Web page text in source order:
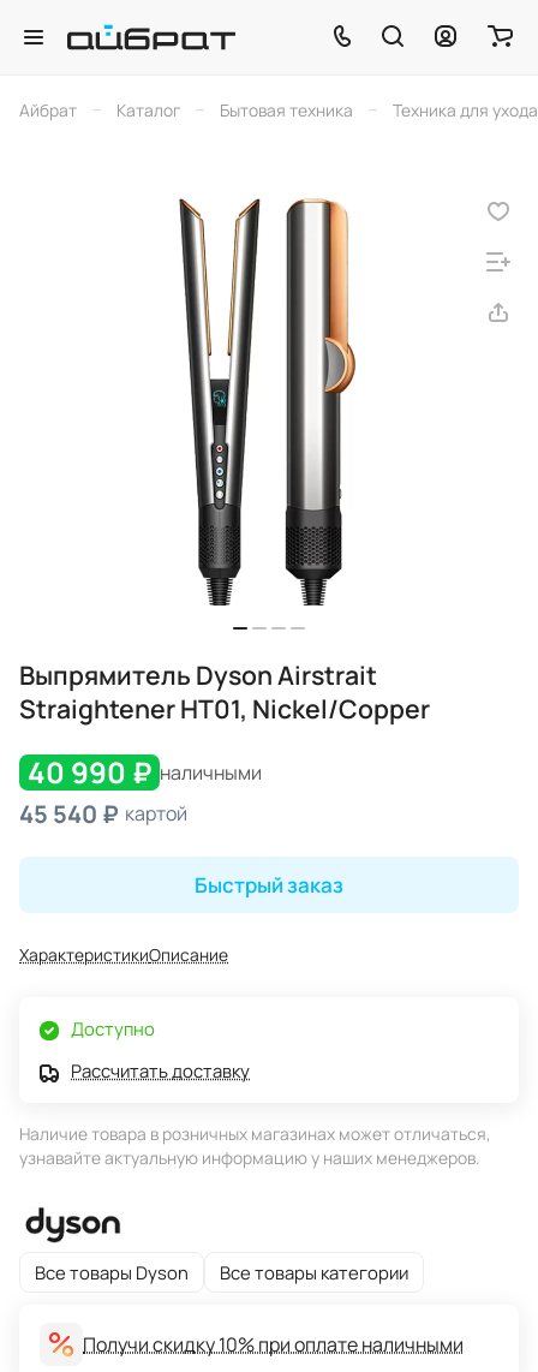
Айбрат – Каталог – Бытовая техника – Техника для
Выпрямитель Dyson Airstrait
Straightener HT01, Nickel/Copper
40 990 ₽ наличными
45 540 ₽ картой
Быстрый заказ
ХарактеристикиОписание
Доступно
Рассчитать доставку
Наличие товара в розничных магазинах может отличаться,
узнавайте актуальную информацию у наших менеджеров.
Все товары Dyson Все товары категории
Получи скидку 10% при оплате наличными